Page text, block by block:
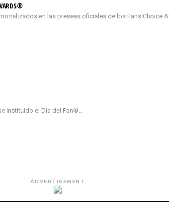
en las preseas oficiales de los Fans Choice
instituido el Día del Fan®…
ADVERTISEMENT